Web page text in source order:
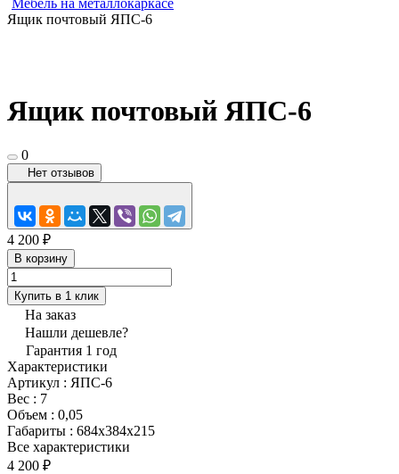
Мебель на металлокаркасе
Ящик почтовый ЯПС-6
Ящик почтовый ЯПС-6
0
Нет отзывов
4 200 ₽
В корзину
Купить в 1 клик
На заказ
Нашли дешевле?
Гарантия 1 год
Характеристики
Артикул : ЯПС-6
Вес : 7
Объем : 0,05
Габариты : 684х384х215
Все характеристики
4 200 ₽